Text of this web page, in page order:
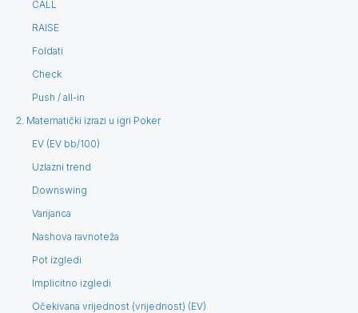
CALL
RAISE
Foldati
Check
Push / all-in
2. Matematički izrazi u igri Poker
EV (EV bb/100)
Uzlazni trend
Downswing
Varijanca
Nashova ravnoteža
Pot izgledi
Implicitno izgledi
Očekivana vrijednost (vrijednost) (EV)